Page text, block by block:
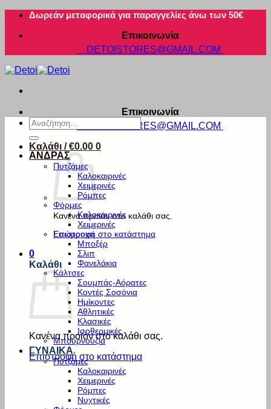
Μετάβαση
περιεχόμενο
Δωρεάν μεταφορικά για παραγγελίες άνω των 50€
Επικοινωνία
DETOISTORES@GMAIL.COM
Επικοινωνία
DETOISTORES@GMAIL.COM
Καλάθι /€0.00 0
Κανένα προϊόν στο καλάθι σας.
Επιστροφή στο κατάστημα
0
Καλάθι
Κανένα προϊόν στο καλάθι σας.
Επιστροφή στο κατάστημα
Αναζήτηση
για:
ΑΝΔΡΑΣ
Πυτζάμες
Καλοκαιρινές
Χειμερινές
Ρόμπες
Φόρμες
Καλοκαιρινές
Χειμερινές
Εσώρουχα
Μποξέρ
Σλιπ
Φανελάκια
Κάλτσες
Σουμπάς-Αόρατες
Κοντές Σοσόνια
Ημίκοντες
Αθλητικές
Κλασικές
Ισοθερμικές
Μπουρνούζια
ΓΥΝΑΙΚΑ
Πυτζάμες
Καλοκαιρινές
Χειμερινές
Ρόμπες
Νυχτικές